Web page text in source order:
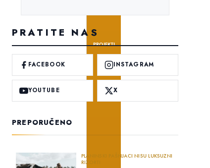
PROJEKTI
PRATITE NAS
FACEBOOK INSTAGRAM
YOUTUBE X
PREPORUČENO
PLANINSKI PAŠNJACI NISU LUKSUZNI
RIZORTI